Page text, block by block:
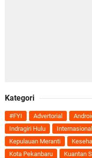
Kategori
#FYI Advertorial
Indragiri Hulu
Internasional
Kepulauan Meranti
Kota Pekanbaru
Kuantan